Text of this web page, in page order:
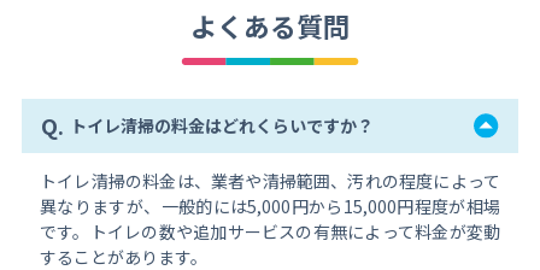
よくある質問
Q. トイレ清掃の料金はどれくらいですか？
トイレ清掃の料金は、業者や清掃範囲、汚れの程度によって
異なりますが、一般的には5,000円から15,000円程度が相場
です。トイレの数や追加サービスの有無によって料金が変動
することがあります。